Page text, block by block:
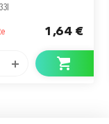
1,64 €